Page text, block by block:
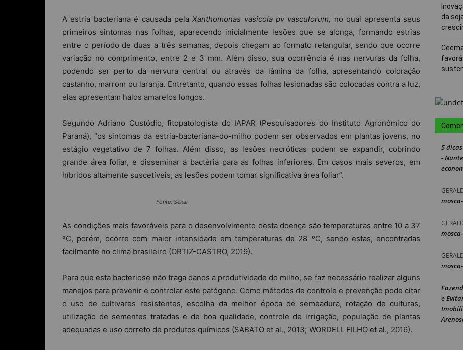
A estria bacteriana é causada pelaXanthomonas vasicola pv vasculorum, no qual apresenta seus
primeiros sintomas nas folhas, aparecendo inicialmente lesões que se alonga, formando estrias
entre o período de duas a três semanas, depois chegam ao formato retangular, sendo que ocorre
variação no comprimento, entre 2 e 3 mm. Além disso, sua ocorrência é nas nervuras da folha,
podendo ser perto da nervura central ou através da lâmina da folha, apresentando coloração
castanho, marrom ou laranja. Entretanto, quando essas folhas lesionadas são colocadas contra a luz,
elas apresentam halos amarelos longos.
Segundo Adriano Custódio, fitopatologista do IAPAR (Pesquisadores do Instituto Agronômico do
Paraná), “os sintomas da estria-bacteriana-do-milho podem ser observados em plantas jovens, no
estágio vegetativo de 7 folhas. Além disso, as lesões necróticas podem se expandir, cobrindo
grande área foliar, e disseminar a bactéria para as folhas inferiores. Em casos mais severos, em
híbridos altamente suscetíveis, as lesões podem tomar significativa área foliar”.
Fonte: Senar
As condições mais favoráveis para o desenvolvimento desta doença são temperaturas entre 10 a 37
ºC, porém, ocorre com maior intensidade em temperaturas de 28 ºC, sendo estas, encontradas
facilmente no clima brasileiro (ORTIZ-CASTRO, 2019).
Para que esta bacteriose não traga danos a produtividade do milho, se faz necessário realizar alguns
manejos para prevenir e controlar este patógeno. Como métodos de controle e prevenção pode citar
o uso de cultivares resistentes, escolha da melhor época de semeadura, rotação de culturas,
utilização de sementes tratadas e de boa qualidade, controle de irrigação, população de plantas
adequadas e uso correto de produtos químicos (SABATO et al., 2013; WORDELL FILHO et al., 2016).
da
5
-
e